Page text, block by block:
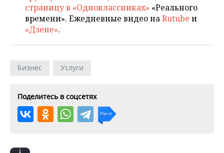
ONLINE-КОНФЕРЕНЦИИ
ОТКРЫТАЯ ЛЕКЦИЯ
ХОККЕЙ
БАСКЕТБОЛ
ФИГУРНОЕ КАТАНИЕ
ВОДНЫЕ ВИДЫ СПОРТА
ХОККЕЙ С МЯЧОМ
ВЛАСТЬ
ИНФРАСТРУКТУРА
МЕДИЦИНА
ОБРАЗОВАНИЕ
ПРОИСШЕСТВИЯ
СЮЖЕТЫ
СПРАВОЧНИК
страницу в «Одноклассниках» «Реального
времени». Ежедневные видео наRutube и
«Дзене».
Бизнес Услуги
Поделитесь в соцсетях